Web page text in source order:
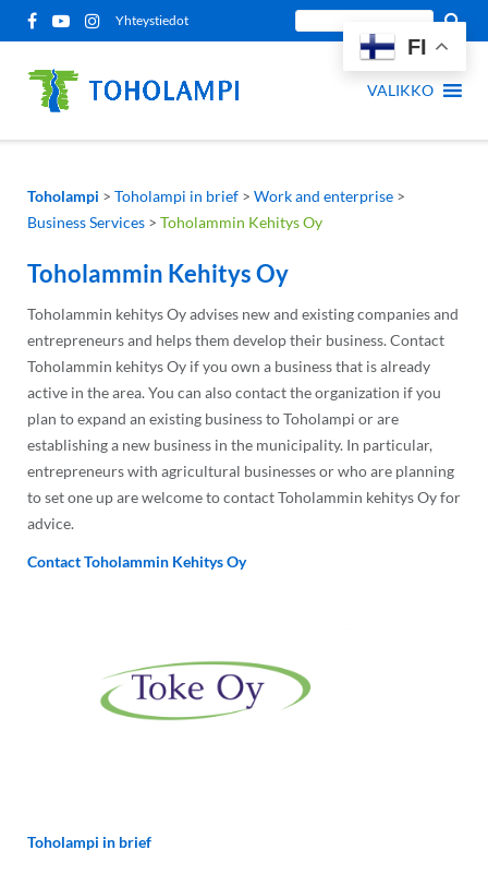
Siirry
sisältöön
Yhteystiedot
sivustolta:
VALIKKO
Toholampi > Toholampi in brief> Work and enterprise>
Business Services> Toholammin Kehitys Oy
Toholammin Kehitys Oy
Toholammin kehitys Oy advises new and existing companies and
entrepreneurs and helps them develop their business. Contact
Toholammin kehitys Oy if you own a business that is already
active in the area. You can also contact the organization if you
plan to expand an existing business to Toholampi or are
establishing a new business in the municipality. In particular,
entrepreneurs with agricultural businesses or who are planning
to set one up are welcome to contact Toholammin kehitys Oy for
advice.
Contact Toholammin Kehitys Oy
Toholampi in brief
FI